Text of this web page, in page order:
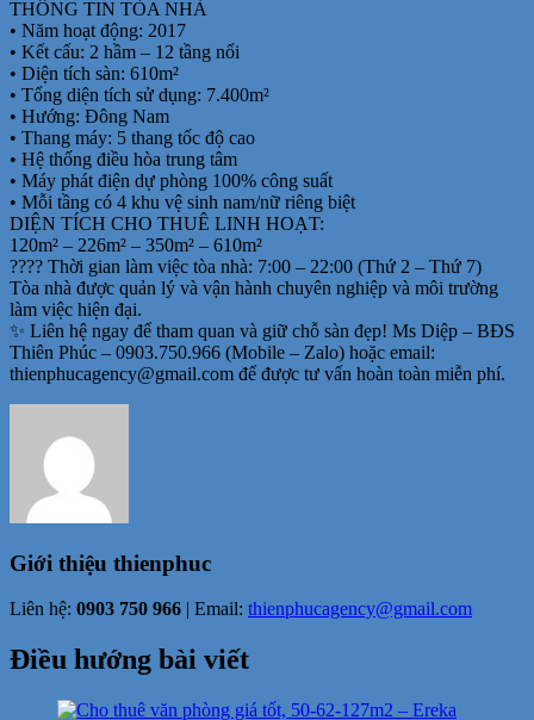
THÔNG TIN TÒA NHÀ
• Năm hoạt động: 2017
• Kết cấu: 2 hầm – 12 tầng nổi
• Diện tích sàn: 610m²
• Tổng diện tích sử dụng: 7.400m²
• Hướng: Đông Nam
• Thang máy: 5 thang tốc độ cao
• Hệ thống điều hòa trung tâm
• Máy phát điện dự phòng 100% công suất
• Mỗi tầng có 4 khu vệ sinh nam/nữ riêng biệt
DIỆN TÍCH CHO THUÊ LINH HOẠT:
120m² – 226m² – 350m² – 610m²
???? Thời gian làm việc tòa nhà: 7:00 – 22:00 (Thứ 2 – Thứ 7)
Tòa nhà được quản lý và vận hành chuyên nghiệp và môi trường
làm việc hiện đại.
✨ Liên hệ ngay để tham quan và giữ chỗ sàn đẹp! Ms Diệp – BĐS
Thiên Phúc – 0903.750.966 (Mobile – Zalo) hoặc email:
thienphucagency@gmail.com để được tư vấn hoàn toàn miễn phí.
Giới thiệu thienphuc
Liên hệ: 0903 750 966 | Email: thienphucagency@gmail.com
Điều hướng bài viết